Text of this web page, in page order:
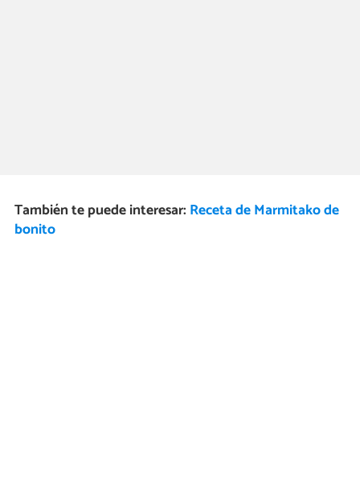
También te puede interesar: Receta de Marmitako de
bonito